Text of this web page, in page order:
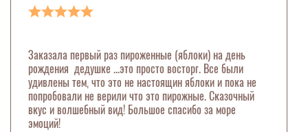
Заказала первый раз пироженные (яблоки) на день
рождения дедушке ...это просто восторг. Все были
удивлены тем, что это не настоящин яблоки и пока не
попробовали не верили что это пирожные. Сказочный
вкус и волшебный вид! Большое спасибо за море
эмоций!